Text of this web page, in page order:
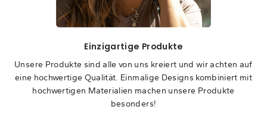
Einzigartige Produkte
Unsere Produkte sind alle von uns kreiert und wir achten auf
eine hochwertige Qualität. Einmalige Designs kombiniert mit
hochwertigen Materialien machen unsere Produkte
besonders!